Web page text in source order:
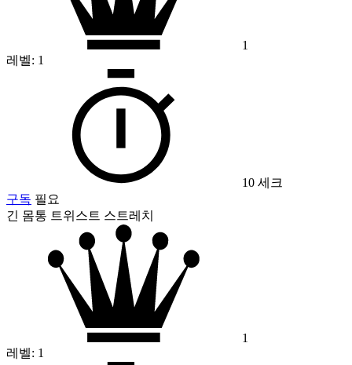
1
레벨: 1
10 세크
구독 필요
긴 몸통 트위스트 스트레치
1
레벨: 1